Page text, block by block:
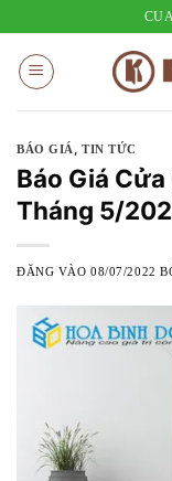
nội
dung
BÁO GIÁ ,TIN TỨC
Báo Giá
Tháng 5/
ĐĂNG VÀO08/07/2022